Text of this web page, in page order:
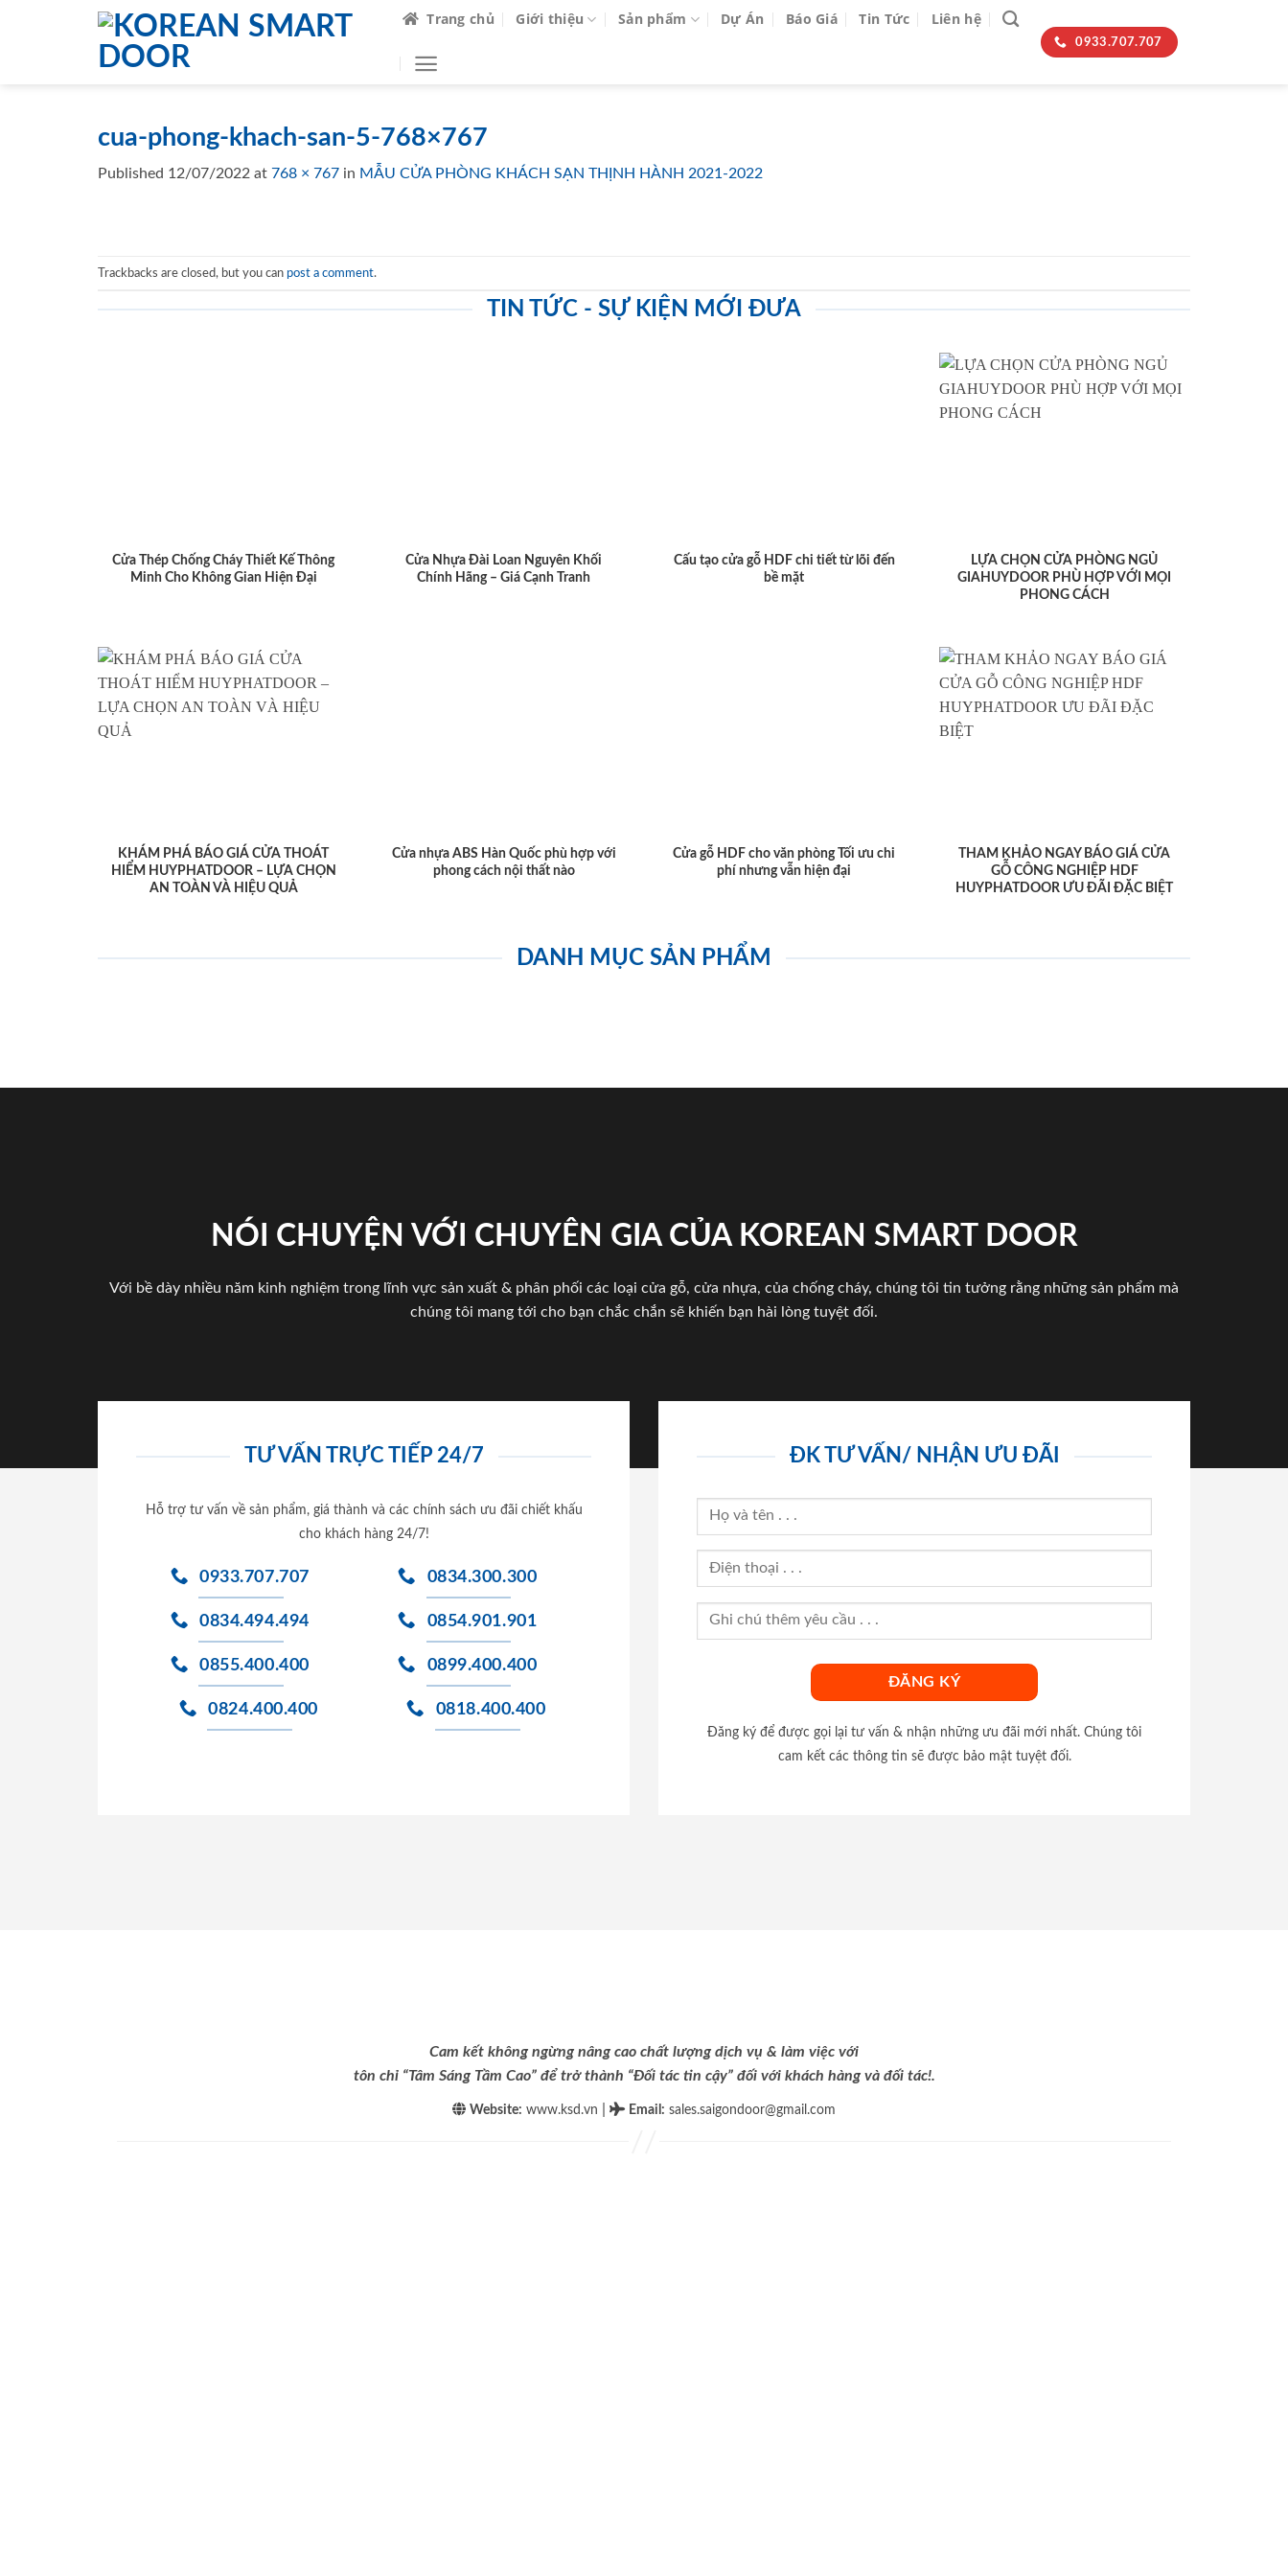
Trang chủ Giới thiệu Sản phẩm Dự Án Báo Giá Tin Tức Liên hệ
0933.707.707
cua-phong-khach-san-5-768×767
Published 12/07/2022 at 768 × 767 in MẪU CỬA PHÒNG KHÁCH SẠN THỊNH HÀNH 2021-2022
Trackbacks are closed, but you can post a comment.
TIN TỨC - SỰ KIỆN MỚI ĐƯA
Cửa Thép Chống Cháy Thiết Kế Thông
Minh Cho Không Gian Hiện Đại
Cửa Nhựa Đài Loan Nguyên Khối
Chính Hãng – Giá Cạnh Tranh
Cấu tạo cửa gỗ HDF chi tiết từ lõi đến
bề mặt
LỰA CHỌN CỬA PHÒNG NGỦ
GIAHUYDOOR PHÙ HỢP VỚI MỌI
PHONG CÁCH
KHÁM PHÁ BÁO GIÁ CỬA THOÁT
HIỂM HUYPHATDOOR – LỰA CHỌN
AN TOÀN VÀ HIỆU QUẢ
Cửa nhựa ABS Hàn Quốc phù hợp với
phong cách nội thất nào
Cửa gỗ HDF cho văn phòng Tối ưu chi
phí nhưng vẫn hiện đại
THAM KHẢO NGAY BÁO GIÁ CỬA
GỖ CÔNG NGHIỆP HDF
HUYPHATDOOR ƯU ĐÃI ĐẶC BIỆT
DANH MỤC SẢN PHẨM
NÓI CHUYỆN VỚI CHUYÊN GIA CỦA KOREAN SMART DOOR
Với bề dày nhiều năm kinh nghiệm trong lĩnh vực sản xuất & phân phối các loại cửa gỗ, cửa nhựa, của chống cháy, chúng tôi tin tưởng rằng những sản phẩm mà
chúng tôi mang tới cho bạn chắc chắn sẽ khiến bạn hài lòng tuyệt đối.
TƯ VẤN TRỰC TIẾP 24/7
Hỗ trợ tư vấn về sản phẩm, giá thành và các chính sách ưu đãi chiết khấu
cho khách hàng 24/7!
0933.707.707
0834.494.494
0855.400.400
0824.400.400
0834.300.300
0854.901.901
0899.400.400
0818.400.400
ĐK TƯ VẤN/ NHẬN ƯU ĐÃI
Đăng ký để được gọi lại tư vấn & nhận những ưu đãi mới nhất. Chúng tôi
cam kết các thông tin sẽ được bảo mật tuyệt đối.
Cam kết không ngừng nâng cao chất lượng dịch vụ & làm việc với
tôn chỉ “Tâm Sáng Tầm Cao” để trở thành “Đối tác tin cậy” đối với khách hàng và đối tác!.
Website: www.ksd.vn Email : sales.saigondoor@gmail.com